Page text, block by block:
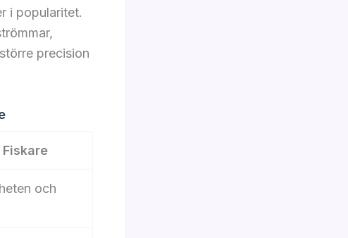
i popularitet.
precision
och